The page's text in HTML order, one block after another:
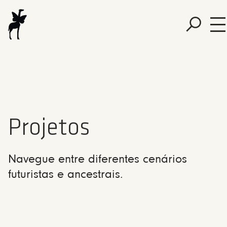
Projetos
Navegue entre diferentes cenários
futuristas e ancestrais.